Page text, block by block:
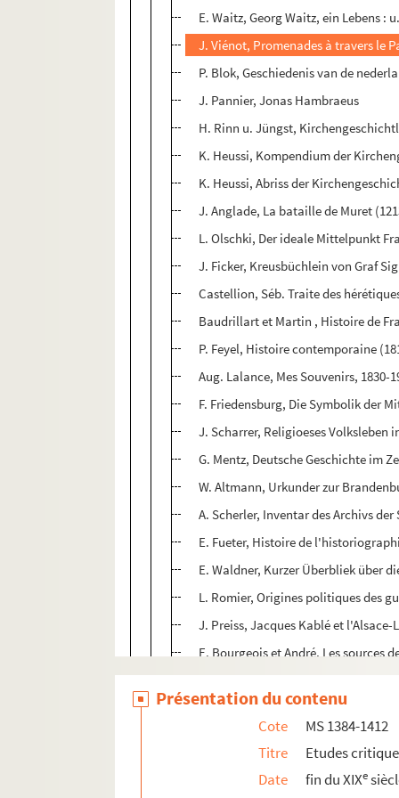
E. Waitz, Georg Waitz, ein Lebens :
J. Viénot, Promenades à travers le
P. Blok, Geschiedenis van de
J. Pannier, Jonas Hambraeus
H. Rinn u. Jüngst,
K. Heussi, Kompendium der
K. Heussi, Abriss der
J. Anglade, La bataille de Muret
L. Olschki, Der ideale Mittelpunkt
J. Ficker, Kreusbüchlein von Graf
Castellion, Séb. Traite des
Baudrillart et Martin , Histoire de
P. Feyel, Histoire contemporaine
Aug. Lalance, Mes Souvenirs, 1830-
F. Friedensburg, Die Symbolik der
J. Scharrer, Religioeses Volksleben
G. Mentz, Deutsche Geschichte im
W. Altmann, Urkunder zur
A. Scherler, Inventar des Archivs
E. Fueter, Histoire de
E. Waldner, Kurzer Überbliek über
L. Romier, Origines politiques des
J. Preiss, Jacques Kablé et l'Alsace-
E. Bourgeois et André, Les sources
L. Halphen, L'histoire de France
H. Coville, Mazarin et ses démélés
Un centenaire, La défense de
A. Cartellieri, Deutschland und
J. Carday, Correspondance du
Présentation du contenu
Cote
MS 1384-1412
Titre
Etudes
Date
fin du XIXe